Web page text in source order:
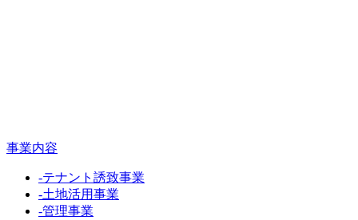
事業内容
-テナント誘致事業
-土地活用事業
-管理事業